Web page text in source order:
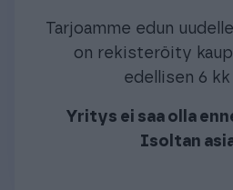
Tarjoamme edun
on rekisteröity
edellisen 6 kk
Yritys ei saa olla
Isoltan